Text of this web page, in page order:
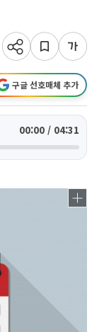
구글 선호매체 추가
00:00 / 04:31